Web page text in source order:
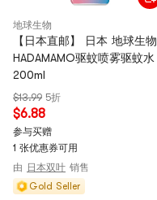
地球生物
【日本直邮】 日本 地球生物
HADAMAMO驱蚊喷雾驱蚊水
200ml
$13.99 5折
$6.88
参与买赠
1 张优惠券可用
由 日本双叶 销售
Gold Seller